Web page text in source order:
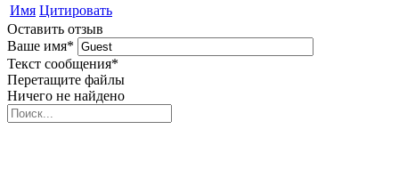
Имя Цитировать
Оставить отзыв
Ваше имя*
Текст сообщения*
Перетащите файлы
Ничего не найдено